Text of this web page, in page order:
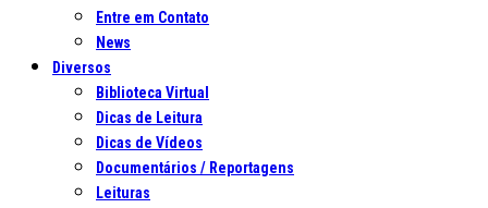
Entre em Contato
News
Diversos
Biblioteca Virtual
Dicas de Leitura
Dicas de Vídeos
Documentários / Reportagens
Leituras